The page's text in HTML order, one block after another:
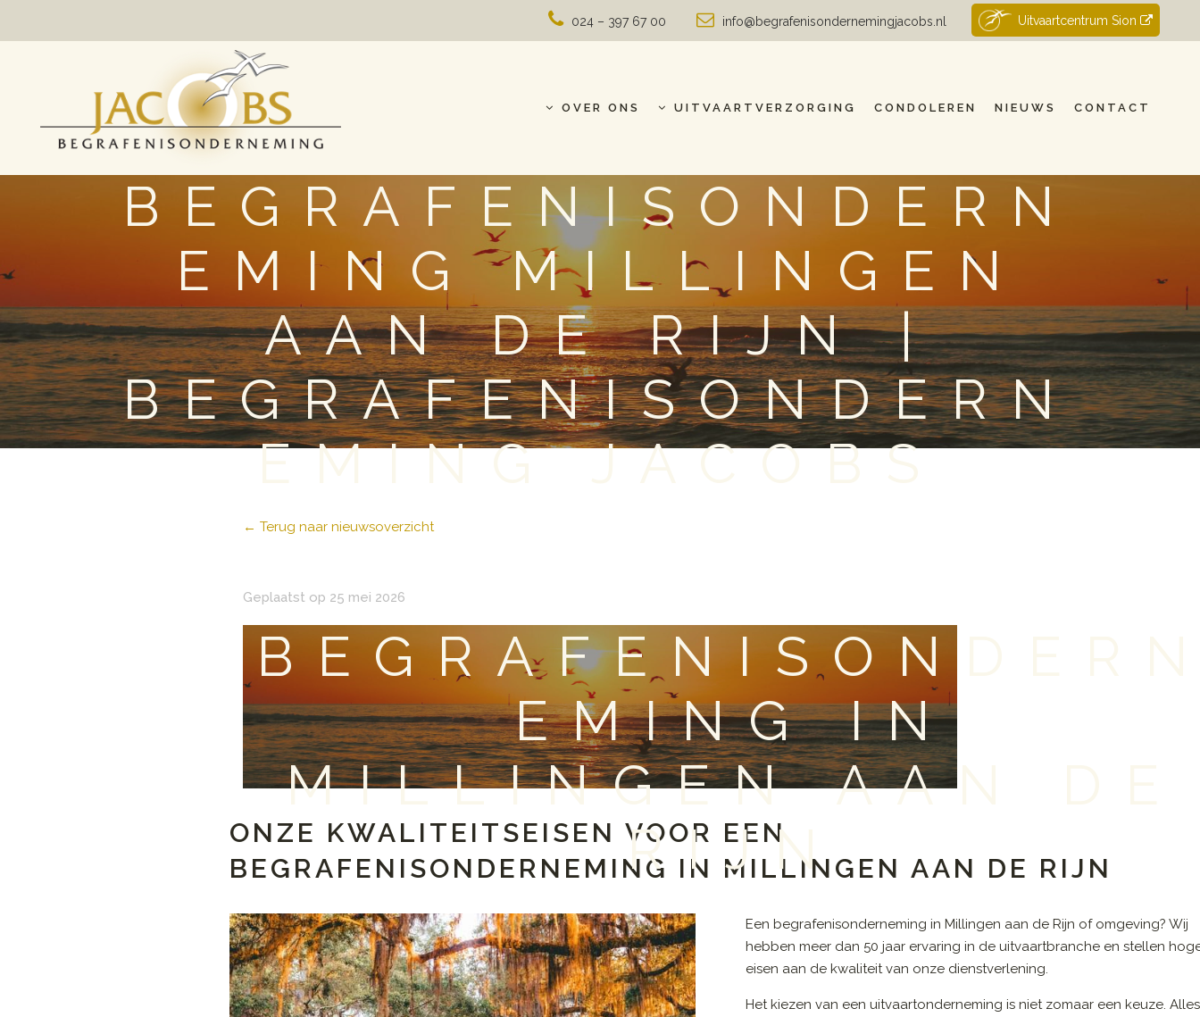
024 – 397 67 00 info@begrafenisondernemingjacobs.nl Uitvaartcentrum Sion
OVER ONS UITVAARTVERZORGING CONDOLEREN NIEUWS CONTACT
BEGRAFENISONDERN
EMING MILLINGEN
AAN DE RIJN |
BEGRAFENISONDERN
EMING JACOBS
← Terug naar nieuwsoverzicht
Geplaatst op 25 mei 2026
EMING IN
MILLINGEN AAN DE
RIJN
ONZE KWALITEITSEISEN VOOR EEN
BEGRAFENISONDERNEMING IN MILLINGEN AAN DE RIJN
Een begrafenisonderneming in Millingen aan de Rijn of omgeving? Wij
hebben meer dan 50 jaar ervaring in de uitvaartbranche en stellen
eisen aan de kwaliteit van onze dienstverlening.
Het kiezen van een uitvaartonderneming is niet zomaar een keuze. Alles